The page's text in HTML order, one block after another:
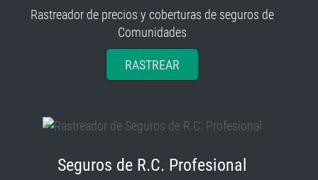
Rastreador de precios y coberturas de seguros de
Comunidades
RASTREAR
Seguros de R.C. Profesional